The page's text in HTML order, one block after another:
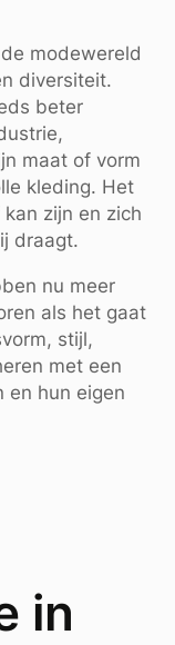
modewereld
diversiteit.
beter
maat of vorm
kleding. Het
zijn en zich
draagt.
nu meer
als het gaat
stijl,
met een
en hun eigen
in